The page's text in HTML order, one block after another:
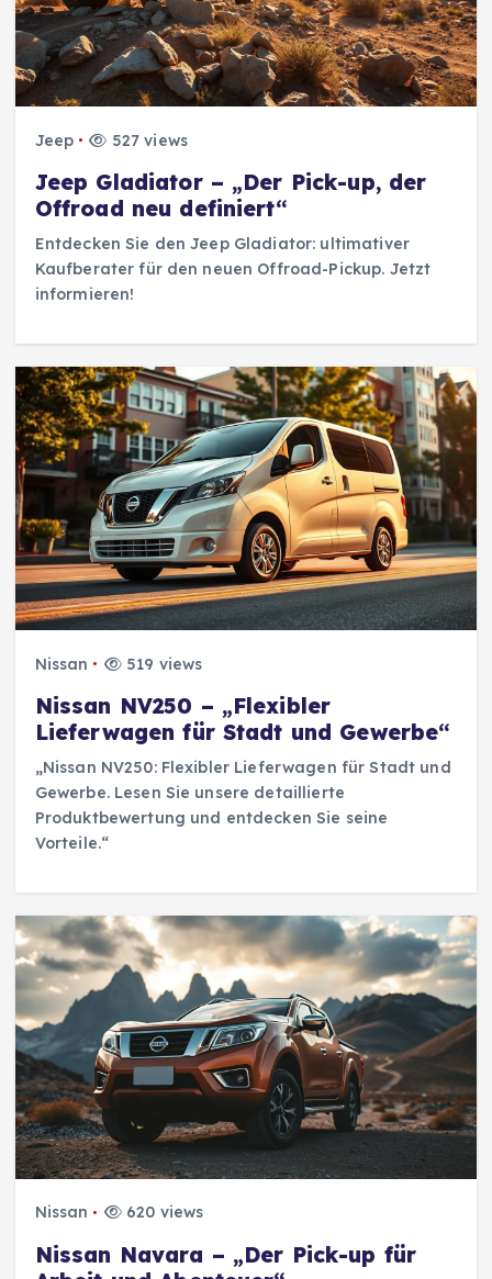
Jeep 527 views
Jeep Gladiator – „Der Pick-up, der
Offroad neu definiert“
Entdecken Sie den Jeep Gladiator: ultimativer
Kaufberater für den neuen Offroad-Pickup. Jetzt
informieren!
Nissan 519 views
Nissan NV250 – „Flexibler
Lieferwagen für Stadt und Gewerbe“
„Nissan NV250: Flexibler Lieferwagen für Stadt und
Gewerbe. Lesen Sie unsere detaillierte
Produktbewertung und entdecken Sie seine
Vorteile.“
Nissan 620 views
Nissan Navara – „Der Pick-up für